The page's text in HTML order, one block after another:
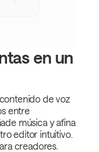
en un
de voz
entre
música y afina
editor intuitivo.
creadores.